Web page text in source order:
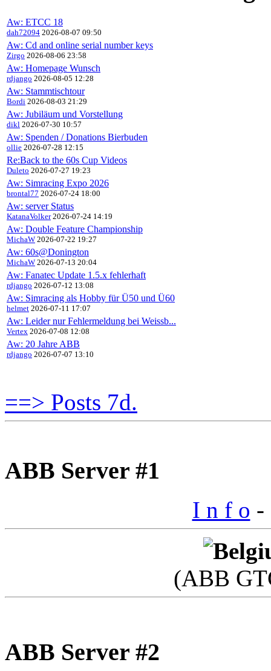
Aw: ETCC 18
dah72094 2026-08-07 09:50
Aw: Cd and online serial number keys
Zirgo 2026-08-06 23:58
Aw: Homepage Wunsch
rdjango 2026-08-05 12:28
Aw: Stammtischtour
Bordi 2026-08-03 21:29
Aw: Jubiläum und Vorstellung
dikl 2026-07-30 10:57
Aw: Spenden / Donations Bierbuden
ollie 2026-07-28 12:15
Re:Back to the 60s Cup Videos
Duleto 2026-07-27 19:23
Aw: Simracing Expo 2026
brontal77 2026-07-24 18:00
Aw: server Status
KatanaVolker2026-07-24 14:19
Aw: Double Feature Championship
MichaW 2026-07-22 19:27
Aw: 60s@Donington
MichaW 2026-07-13 20:04
Aw: Fanatec Update 1.5.x fehlerhaft
rdjango 2026-07-12 13:08
Aw: Simracing als Hobby für Ü50 und Ü60
helmet 2026-07-11 17:07
Aw: Leider nur Fehlermeldung bei Weissb...
Vertex 2026-07-08 12:08
Aw: 20 Jahre ABB
rdjango 2026-07-07 13:10
==> Posts 7d.
ABB Server #1
I n f o -
(ABB
ABB Server #2